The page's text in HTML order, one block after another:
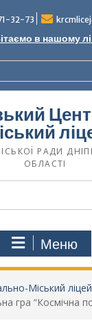
32-73
в нашому
РАДИ
ОБЛАСТІ
Меню
Міський ліцей
гра “Космічна